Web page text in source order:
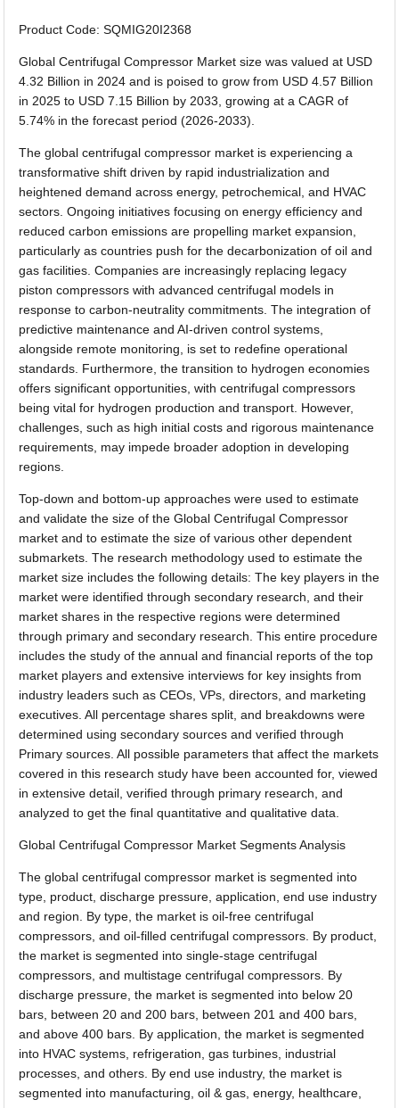
Product Code: SQMIG20I2368
Global Centrifugal Compressor Market size was valued at USD
4.32 Billion in 2024 and is poised to grow from USD 4.57 Billion
in 2025 to USD 7.15 Billion by 2033, growing at a CAGR of
5.74% in the forecast period (2026-2033).
The global centrifugal compressor market is experiencing a
transformative shift driven by rapid industrialization and
heightened demand across energy, petrochemical, and HVAC
sectors. Ongoing initiatives focusing on energy efficiency and
reduced carbon emissions are propelling market expansion,
particularly as countries push for the decarbonization of oil and
gas facilities. Companies are increasingly replacing legacy
piston compressors with advanced centrifugal models in
response to carbon-neutrality commitments. The integration of
predictive maintenance and AI-driven control systems,
alongside remote monitoring, is set to redefine operational
standards. Furthermore, the transition to hydrogen economies
offers significant opportunities, with centrifugal compressors
being vital for hydrogen production and transport. However,
challenges, such as high initial costs and rigorous maintenance
requirements, may impede broader adoption in developing
regions.
Top-down and bottom-up approaches were used to estimate
and validate the size of the Global Centrifugal Compressor
market and to estimate the size of various other dependent
submarkets. The research methodology used to estimate the
market size includes the following details: The key players in the
market were identified through secondary research, and their
market shares in the respective regions were determined
through primary and secondary research. This entire procedure
includes the study of the annual and financial reports of the top
market players and extensive interviews for key insights from
industry leaders such as CEOs, VPs, directors, and marketing
executives. All percentage shares split, and breakdowns were
determined using secondary sources and verified through
Primary sources. All possible parameters that affect the markets
covered in this research study have been accounted for, viewed
in extensive detail, verified through primary research, and
analyzed to get the final quantitative and qualitative data.
Global Centrifugal Compressor Market Segments Analysis
The global centrifugal compressor market is segmented into
type, product, discharge pressure, application, end use industry
and region. By type, the market is oil-free centrifugal
compressors, and oil-filled centrifugal compressors. By product,
the market is segmented into single-stage centrifugal
compressors, and multistage centrifugal compressors. By
discharge pressure, the market is segmented into below 20
bars, between 20 and 200 bars, between 201 and 400 bars,
and above 400 bars. By application, the market is segmented
into HVAC systems, refrigeration, gas turbines, industrial
processes, and others. By end use industry, the market is
segmented into manufacturing, oil & gas, energy, healthcare,